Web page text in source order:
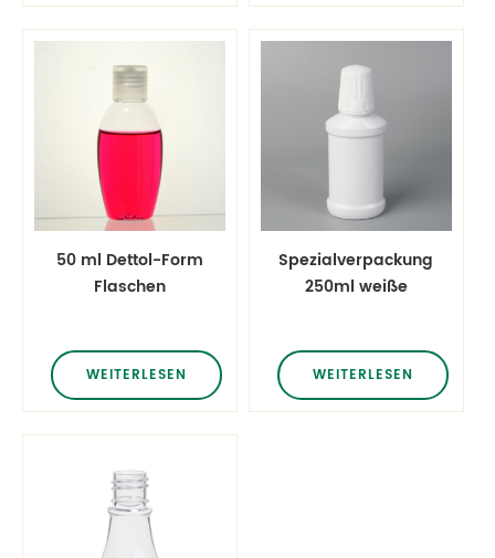
50 ml Dettol-Form
Flaschen
WEITERLESEN
Spezialverpackung
250ml weiße
lose
WEITERLESEN